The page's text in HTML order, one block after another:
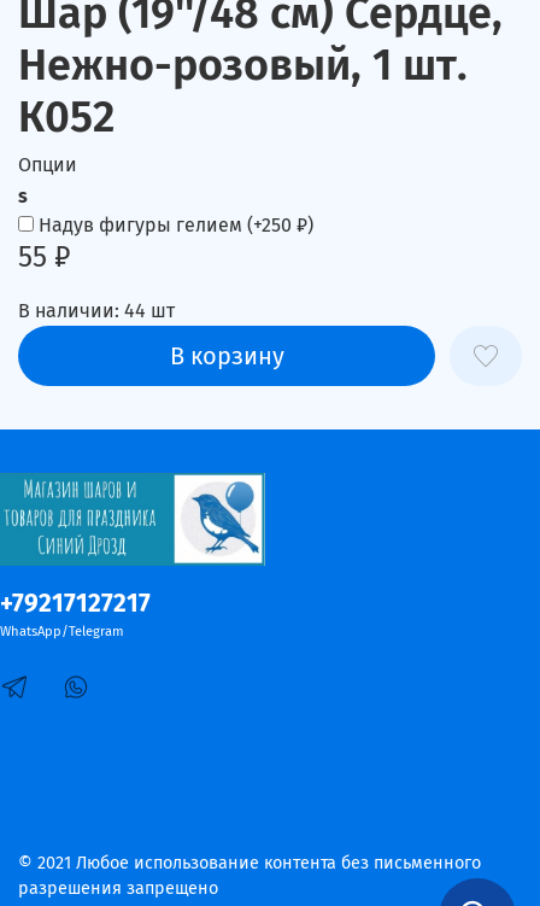
Шар (19''/48 см) Сердце,
Нежно-розовый, 1 шт.
К052
Опции
s
Надув фигуры гелием (+250 ₽)
55 ₽
В наличии: 44 шт
В корзину
+79217127217
WhatsApp/Telegram
© 2021 Любое использование контента без письменного
разрешения запрещено